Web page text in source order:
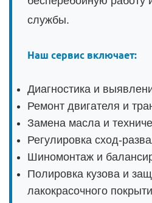
службы.
Наш сервис включает:
Диагностика и
Ремонт двигателя и
Замена масла и
Регулировка сход-
Шиномонтаж и
Полировка кузова и
лакокрасочного